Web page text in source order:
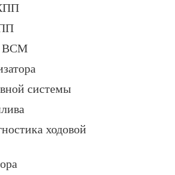
BCM
системы
ходовой